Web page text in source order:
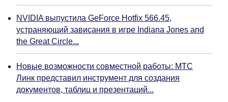
NVIDIA выпустила GeForce Hotfix 566.45,
устраняющий зависания в игре Indiana Jones and
the Great Circle...
Новые возможности совместной работы: МТС
Линк представил инструмент для создания
документов, таблиц и презентаций...